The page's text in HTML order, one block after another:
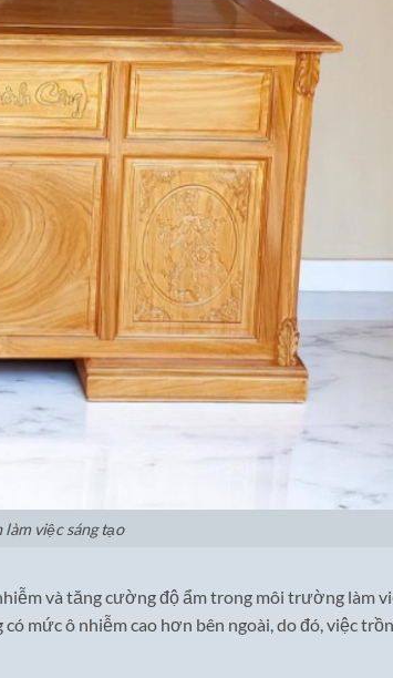
việc sáng tạo
và tăng cường độ ẩm trong môi trường làm
mức ô nhiễm cao hơn bên ngoài, do đó, việc